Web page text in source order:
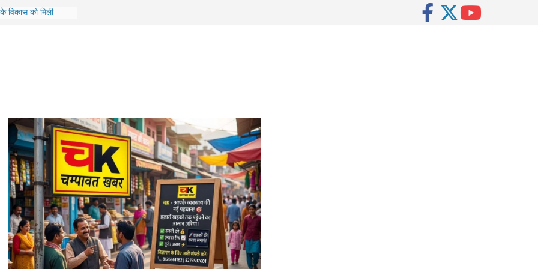
विकास को मिली
जिला अस्पताल में
व्यवस्थाओं का लिया
‘नंदा शिखर सम्मान’
एवं राजमार्ग
स्वाला क्षेत्र का
कार्यों का